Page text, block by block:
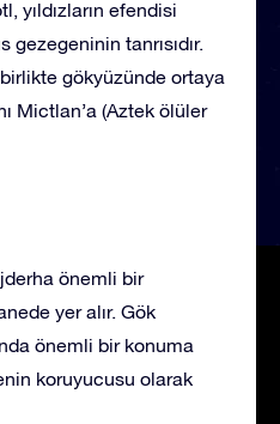
yıldızların efendisi
tanrısıdır.
gökyüzünde ortaya
Mictlan’a (Aztek ölüler
önemli bir
yer alır. Gök
önemli bir konuma
koruyucusu olarak